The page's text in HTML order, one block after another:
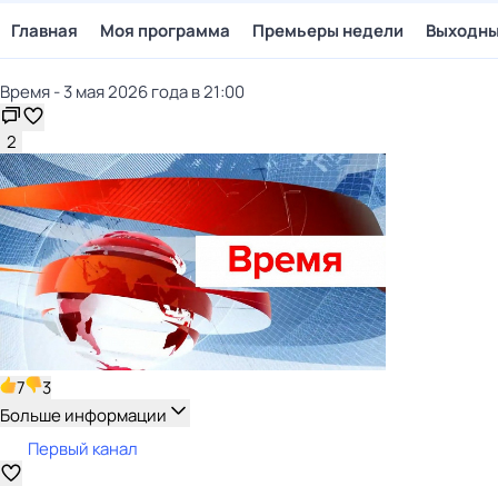
Главная Моя программа Премьеры недели
Время - 3 мая 2026 года в 21:00
2
7
3
Больше информации
Первый канал